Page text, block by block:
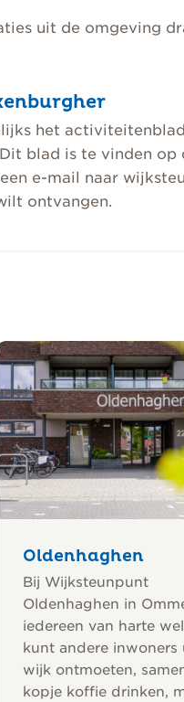
uit de omgeving
het
blad is te vinden op
e-mail naar
ontvangen.
Oldenhaghen
Bij Wijksteunpunt
Oldenhaghen in
iedereen van harte
kunt andere inwoners
wijk ontmoeten,
kopje koffie drinken,